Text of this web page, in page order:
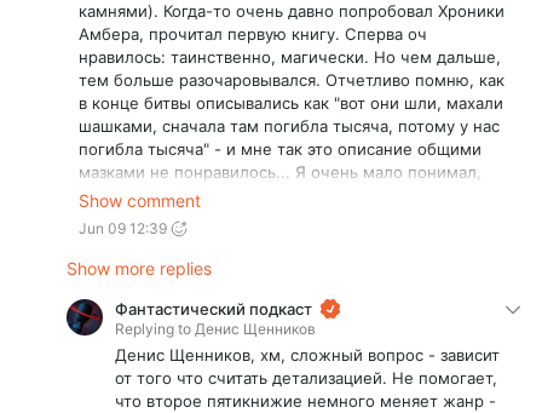
камнями). Когда-то очень давно попробовал Хроники
Амбера, прочитал первую книгу. Сперва оч
нравилось: таинственно, магически. Но чем дальше,
тем больше разочаровывался. Отчетливо помню, как
в конце битвы описывались как "вот они шли, махали
шашками, сначала там погибла тысяча, потому у нас
погибла тысяча" - и мне так это описание общими
мазками не понравилось... Я очень мало понимал,
что это за мир. Помню, мне очень не хватило
визуального описания, все слишком абстрактно,
слишком сумбурно... В общем, продолжать не стал)
Попробую что-нибудь другое из советов для
время
Show comment
Jun 09 12:39
Show more replies
Фантастический подкаст
Replying to Денис Щенников
Денис Щенников, хм, сложный вопрос - зависит
от того что считать детализацией. Не помогает,
что второе пятикнижие немного меняет жанр -